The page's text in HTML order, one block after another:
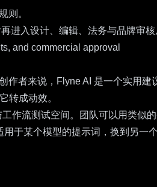
则。
进入设计、编辑、法务与品牌审
者来说，Flyne AI 是一个实用建
转成动效。
作流测试空间。团队可以用类似
于某个模型的提示词，换到另一